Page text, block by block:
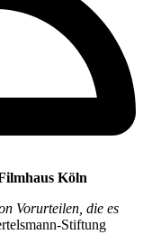
Köln
Vorurteilen, die es
Stiftung